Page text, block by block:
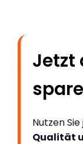
Jetzt
Nutzen
Qualität